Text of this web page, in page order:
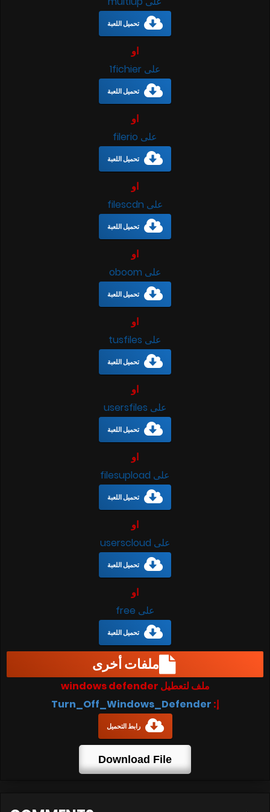
تحميل اللعبة
او
على 1fichier
تحميل اللعبة
او
على filerio
تحميل اللعبة
او
على filescdn
تحميل اللعبة
او
على oboom
تحميل اللعبة
او
على tusfiles
تحميل اللعبة
او
على usersfiles
تحميل اللعبة
او
على filesupload
تحميل اللعبة
او
على userscloud
تحميل اللعبة
او
على free
تحميل اللعبة
ملفات أخرى
ملف لتعطيل windows defender
إ: Turn_Off_Windows_Defender
رابط التحميل
Download File